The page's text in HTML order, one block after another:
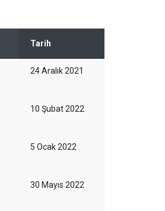
Tarih
24 Aralık 2021
10 Şubat 2022
5 Ocak 2022
30 Mayıs 2022